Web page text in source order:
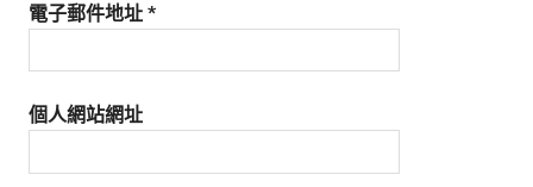
電子郵件地址 *
個人網站網址